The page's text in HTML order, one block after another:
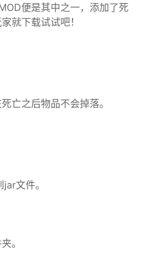
便是其中之一，添加了死
就下载试试吧！
亡之后物品不会掉落。
jar文件。
。